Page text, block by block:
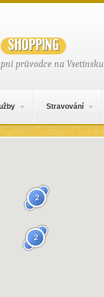
shopping
průvodce na Vsetínsku
Stravování
2
2